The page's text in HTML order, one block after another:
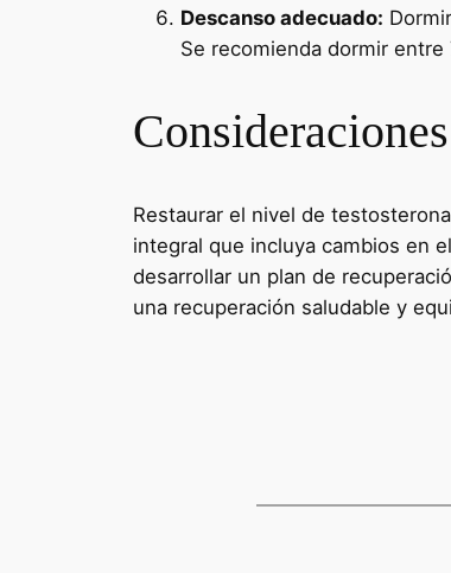
Descanso adecuado:
Se recomienda dormir entre
Restaurar el nivel de
integral que incluya cambios en
desarrollar un plan de
una recuperación saludable y